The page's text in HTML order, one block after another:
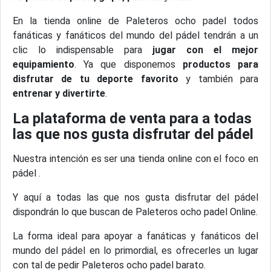
En la tienda online de Paleteros ocho padel todos
fanáticas y fanáticos del mundo del pádel tendrán a un
clic lo indispensable para jugar con el mejor
equipamiento. Ya que disponemos productos para
disfrutar de tu deporte favorito y también para
entrenar y divertirte.
La plataforma de venta para a todas
las que nos gusta disfrutar del pádel
Nuestra intención es ser una tienda online con el foco en
pádel .
Y aquí a todas las que nos gusta disfrutar del pádel
dispondrán lo que buscan de Paleteros ocho padel Online.
La forma ideal para apoyar a fanáticas y fanáticos del
mundo del pádel en lo primordial, es ofrecerles un lugar
con tal de pedir Paleteros ocho padel barato.